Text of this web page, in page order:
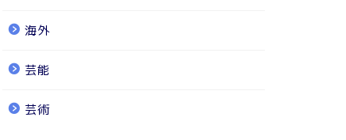
海外
芸能
芸術